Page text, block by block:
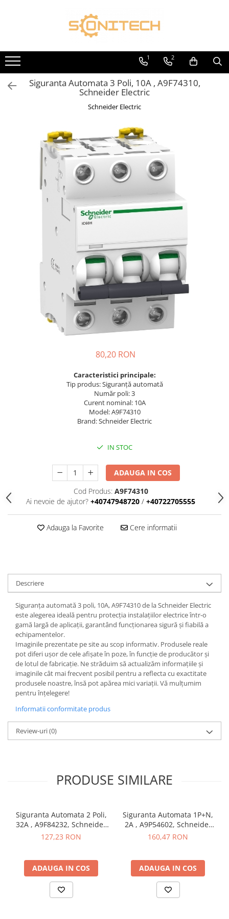
Toate Produsele
FOTOVOLTAICE
Acumulatori
ATS / Comutatoare Transfer
Panouri Fotovoltaice
Sisteme de montaj
Sisteme de prindere
Sisteme Fotovoltaice Complete cu
Busbar Șine Conexiuni
Papuci CU și AL
Pat de cablu PVC
Țeavă PVC și copex
Cofrete, dulapuri și doze
Cofrete de plastic și accesorii
Coftere metalice și accesorii
Iluminat de Siguranță
Lămpi și componente
Catarge
Montaj Lateral Catarg
Montaj pe acoperis
Paratrăsnete ESE — PDA Integrat
Electric
Piese de adaptare
Prize, întrerupătoare, detectoare
de mișcare și accesorii
Altele
Detectoare de mișcare
Prelungitoare, Stechere, Accesorii
Prize de difuzor
Prize internet
Prize TV
Prize și fișe industriale
1 2
Siguranta Automata 3 Poli, 10A , A9F74310,
Schneider Electric
Schneider Electric
80,20 RON
Caracteristici principale:
Tip produs: Siguranță automată
Număr poli: 3
Curent nominal: 10A
Model: A9F74310
Brand: Schneider Electric
IN STOC
ADAUGA IN COS
Cod Produs: A9F74310
Ai nevoie de ajutor? +40747948720 / +40722705555
Adauga la Favorite Cere informatii
Descriere
Siguranța automată 3 poli, 10A, A9F74310 de la Schneider Electric
este alegerea ideală pentru protecția instalațiilor electrice într-o
gamă largă de aplicații, garantând funcționarea sigură și fiabilă a
echipamentelor.
Imaginile prezentate pe site au scop informativ. Produsele reale
pot diferi ușor de cele afișate în poze, în funcție de producător și
de lotul de fabricație. Ne străduim să actualizăm informațiile și
imaginile cât mai frecvent posibil pentru a reflecta cu exactitate
produsele noastre, însă pot apărea mici variații. Vă mulțumim
pentru înțelegere!
Informatii conformitate produs
Review-uri(0)
PRODUSE SIMILARE
Siguranta Automata 2 Poli,
32A , A9F84232, Schneider
Electric
127,23 RON
ADAUGA IN COS
Siguranta Automata 1P+N,
2A , A9P54602, Schneider
Electric
160,47 RON
ADAUGA IN COS